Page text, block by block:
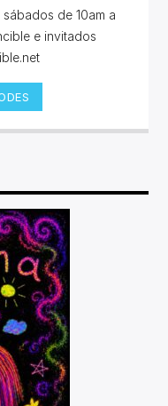
de 10am a
e invitados